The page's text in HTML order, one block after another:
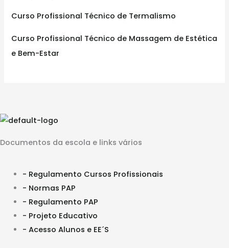
Curso Profissional Técnico de Termalismo
Curso Profissional Técnico de Massagem de Estética
e Bem-Estar
Documentos da escola e links vários
- Regulamento Cursos Profissionais
- Normas PAP
- Regulamento PAP
- Projeto Educativo
- Acesso Alunos e EE´S